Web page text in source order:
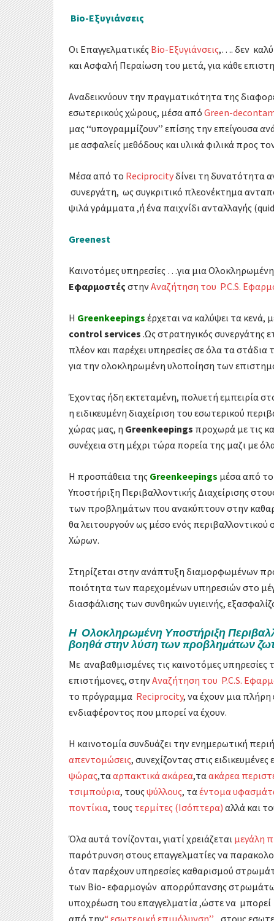
Bio-Εξυγιάνσεις
Οι Επαγγελματικές Bio-Εξυγιάνσεις,…. δεν
και Ασφαλή Περαίωση του μετά, για κάθε
Αναδεικνύουν την πραγματικότητα της
εσωτερικούς χώρους, μέσα από Green-
μας ‘‘υπογραμμίζουν’’ επίσης την επείγουσα
με ασφαλείς μεθόδους και υλικά φιλικά προς
Μέσα από το Reciprocityδίνει τη δυνατότητα
συνεργάτη, ως συγκριτικό πλεονέκτημα
ψιλά γράμματα ,ή ένα παιχνίδι ανταλλαγής
Greenest
Καινοτόμες υπηρεσίες …για μια
Εφαρμοστές στηνΑναζήτηση του P.C.S.
Η Greenkeepings έρχεται να καλύψει τα κενά,
control services .Ως στρατηγικός συνεργάτης
πλέον και παρέχει υπηρεσίες σε όλα τα στάδια
για την ολοκληρωμένη υλοποίηση των
Έχοντας ήδη εκτεταμένη, πολυετή εμπειρία
η ειδικευμένη διαχείριση του εσωτερικού
χώρας μας, η Greenkeepings προχωρά με τις
συνέχεια στη μέχρι τώρα πορεία της μαζι με
Η προσπάθεια της Greenkeepings μέσα από
Υποστήριξη Περιβαλλοντικής Διαχείρισης
των προβλημάτων που ανακύπτουν στην
θα λειτουργούν ως μέσο ενός
Χώρων.
Στηρίζεται στην ανάπτυξη διαμορφωμένων
ποιότητα των παρεχομένων υπηρεσιών στο
διασφάλισης των συνθηκών υγιεινής,
Η Ολοκληρωμένη Υποστήριξη
βοηθά στην λύση των προβλημάτων
Με αναβαθμισμένες τις καινοτόμες υπηρεσίες
επιστήμονες, στηνΑναζήτηση του P.C.S.
το πρόγραμμα Reciprocity, να έχουν μια
ενδιαφέροντος που μπορεί να έχουν.
Η καινοτομία συνδυάζει την ενημερωτική
απεντομώσεις, συνεχίζοντας στις
ψώρας,τααρπακτικά ακάρεα,ταακάρεα
τσιμπούρια, τουςψύλλους, ταέντομα
ποντίκια, τους τερμίτες (Ισόπτερα) αλλά και
Όλα αυτά τονίζονται, γιατί χρειάζεται μεγάλη
παρότρυνση στους επαγγελματίες να
όταν παρέχουν υπηρεσίες καθαρισμού
των Bio- εφαρμογών απορρύπανσης
υποχρέωση του επαγγελματία ,ώστε να